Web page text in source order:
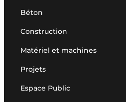
Béton
Construction
Matériel et machines
Projets
Espace Public